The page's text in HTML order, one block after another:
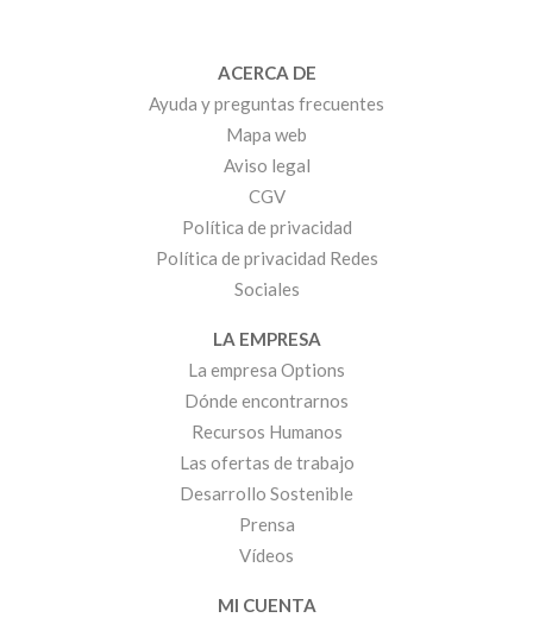
ACERCA DE
Ayuda y preguntas frecuentes
Mapa web
Aviso legal
CGV
Política de privacidad
Política de privacidad Redes
Sociales
LA EMPRESA
La empresa Options
Dónde encontrarnos
Recursos Humanos
Las ofertas de trabajo
Desarrollo Sostenible
Prensa
Vídeos
MI CUENTA